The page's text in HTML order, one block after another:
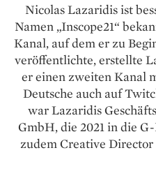
Nicolas Lazaridis ist
Namen „Inscope21“
Kanal, auf dem er zu
veröffentlichte, erstellte
er einen zweiten Kanal
Deutsche auch auf
war Lazaridis
GmbH, die 2021 in die
zudem Creative